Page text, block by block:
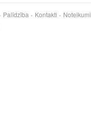
Palīdzība Kontakti Noteikumi